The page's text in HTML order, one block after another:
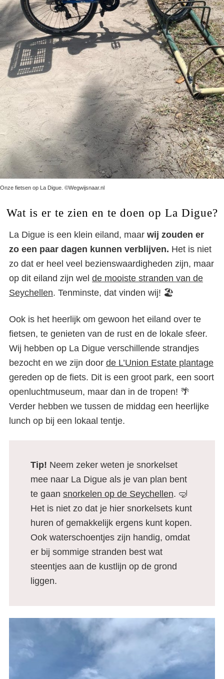
Onze fietsen op La Digue. ©Wegwijsnaar.nl
Wat is er te zien en te doen op La Digue?
La Digue is een klein eiland, maar wij zouden er
zo een paar dagen kunnen verblijven. Het is niet
zo dat er heel veel bezienswaardigheden zijn, maar
op dit eiland zijn wel de mooiste stranden van de
Seychellen. Tenminste, dat vinden wij! 🏖️
Ook is het heerlijk om gewoon het eiland over te
fietsen, te genieten van de rust en de lokale sfeer.
Wij hebben op La Digue verschillende strandjes
bezocht en we zijn door de L’Union Estate plantage
gereden op de fiets. Dit is een groot park, een soort
openluchtmuseum, maar dan in de tropen! 🌴
Verder hebben we tussen de middag een heerlijke
lunch op bij een lokaal tentje.
Tip! Neem zeker weten je snorkelset
mee naar La Digue als je van plan bent
te gaan snorkelen op de Seychellen. 🤿
Het is niet zo dat je hier snorkelsets kunt
huren of gemakkelijk ergens kunt kopen.
Ook waterschoentjes zijn handig, omdat
er bij sommige stranden best wat
steentjes aan de kustlijn op de grond
liggen.